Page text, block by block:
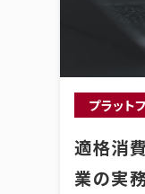
プラット
適格消
業の実